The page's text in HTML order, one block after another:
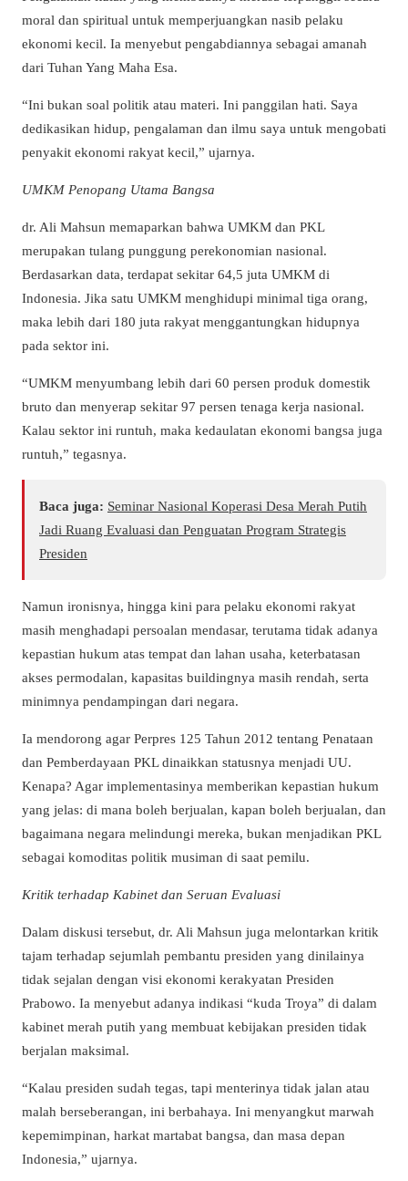
moral dan spiritual untuk memperjuangkan nasib pelaku
ekonomi kecil. Ia menyebut pengabdiannya sebagai amanah
dari Tuhan Yang Maha Esa.
“Ini bukan soal politik atau materi. Ini panggilan hati. Saya
dedikasikan hidup, pengalaman dan ilmu saya untuk mengobati
penyakit ekonomi rakyat kecil,” ujarnya.
UMKM Penopang Utama Bangsa
dr. Ali Mahsun memaparkan bahwa UMKM dan PKL
merupakan tulang punggung perekonomian nasional.
Berdasarkan data, terdapat sekitar 64,5 juta UMKM di
Indonesia. Jika satu UMKM menghidupi minimal tiga orang,
maka lebih dari 180 juta rakyat menggantungkan hidupnya
pada sektor ini.
“UMKM menyumbang lebih dari 60 persen produk domestik
bruto dan menyerap sekitar 97 persen tenaga kerja nasional.
Kalau sektor ini runtuh, maka kedaulatan ekonomi bangsa juga
runtuh,” tegasnya.
Baca juga: Seminar Nasional Koperasi Desa Merah Putih
Jadi Ruang Evaluasi dan Penguatan Program Strategis
Presiden
Namun ironisnya, hingga kini para pelaku ekonomi rakyat
masih menghadapi persoalan mendasar, terutama tidak adanya
kepastian hukum atas tempat dan lahan usaha, keterbatasan
akses permodalan, kapasitas buildingnya masih rendah, serta
minimnya pendampingan dari negara.
Ia mendorong agar Perpres 125 Tahun 2012 tentang Penataan
dan Pemberdayaan PKL dinaikkan statusnya menjadi UU.
Kenapa? Agar implementasinya memberikan kepastian hukum
yang jelas: di mana boleh berjualan, kapan boleh berjualan, dan
bagaimana negara melindungi mereka, bukan menjadikan PKL
sebagai komoditas politik musiman di saat pemilu.
Kritik terhadap Kabinet dan Seruan Evaluasi
Dalam diskusi tersebut, dr. Ali Mahsun juga melontarkan kritik
tajam terhadap sejumlah pembantu presiden yang dinilainya
tidak sejalan dengan visi ekonomi kerakyatan Presiden
Prabowo. Ia menyebut adanya indikasi “kuda Troya” di dalam
kabinet merah putih yang membuat kebijakan presiden tidak
berjalan maksimal.
“Kalau presiden sudah tegas, tapi menterinya tidak jalan atau
malah berseberangan, ini berbahaya. Ini menyangkut marwah
kepemimpinan, harkat martabat bangsa, dan masa depan
Indonesia,” ujarnya.